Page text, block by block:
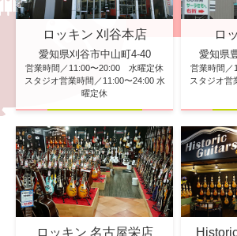
ロッキン 刈谷本店
愛知県刈谷市中山町4-40
営業時間／11:00〜20:00 水曜定休
スタジオ営業時間／11:00〜24:00 水
曜定休
ロ
愛知県
営業時間
スタジオ営
ロッキン 名古屋栄店